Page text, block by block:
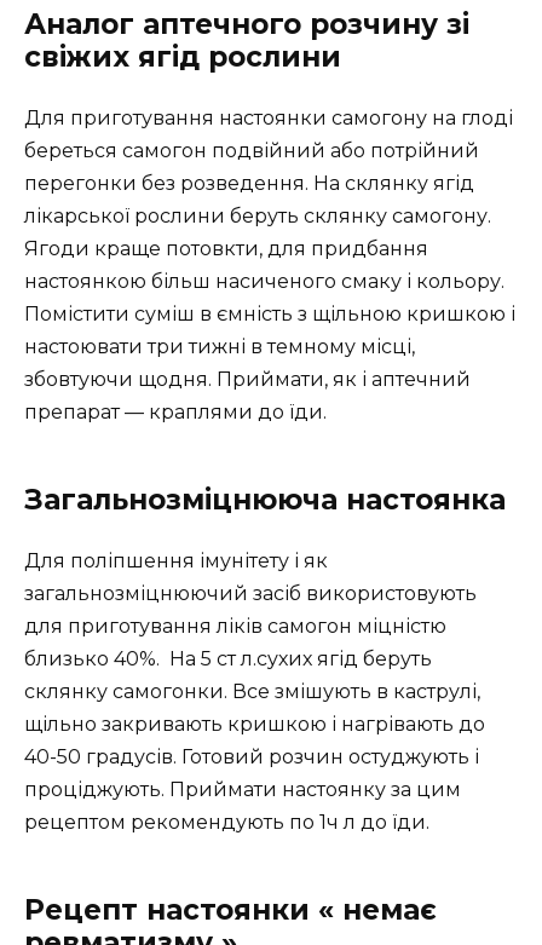
Аналог аптечного розчину зі
свіжих ягід рослини
Для приготування настоянки самогону на глоді
береться самогон подвійний або потрійний
перегонки без розведення. На склянку ягід
лікарської рослини беруть склянку самогону.
Ягоди краще потовкти, для придбання
настоянкою більш насиченого смаку і кольору.
Помістити суміш в ємність з щільною кришкою і
настоювати три тижні в темному місці,
збовтуючи щодня. Приймати, як і аптечний
препарат — краплями до їди.
Загальнозміцнююча настоянка
Для поліпшення імунітету і як
загальнозміцнюючий засіб використовують
для приготування ліків самогон міцністю
близько 40%. На 5 ст л.сухих ягід беруть
склянку самогонки. Все змішують в каструлі,
щільно закривають кришкою і нагрівають до
40-50 градусів. Готовий розчин остуджують і
проціджують. Приймати настоянку за цим
рецептом рекомендують по 1ч л до їди.
Рецепт настоянки « немає